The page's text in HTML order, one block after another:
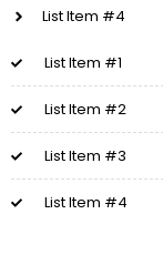
List Item #4
List Item #1
List Item #2
List Item #3
List Item #4